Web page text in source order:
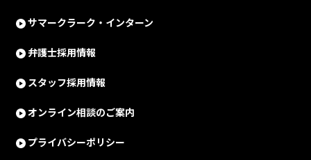
サマークラーク・インターン
弁護士採用情報
スタッフ採用情報
オンライン相談のご案内
プライバシーポリシー